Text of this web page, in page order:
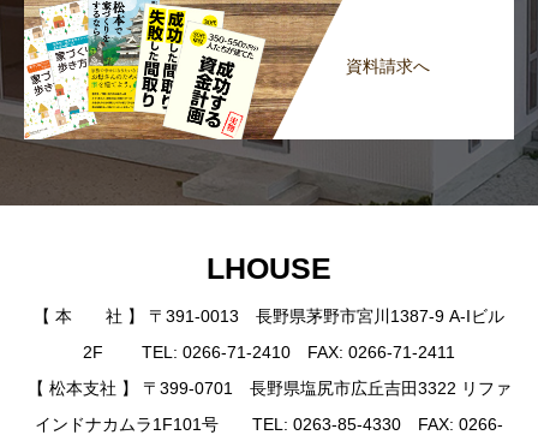
資料請求へ
LHOUSE
【 本 社 】 〒391-0013 長野県茅野市宮川1387-9 A-Iビル
2F TEL: 0266-71-2410 FAX: 0266-71-2411
【 松本支社 】 〒399-0701 長野県塩尻市広丘吉田3322 リファ
インドナカムラ1F101号 TEL: 0263-85-4330 FAX: 0266-